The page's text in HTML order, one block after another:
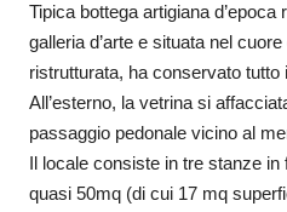
Tipica bottega artigiana
galleria d’arte e situata nel
ristrutturata, ha conservato tutto
All’esterno, la vetrina si
passaggio pedonale vicino al
Il locale consiste in tre stanze
quasi 50mq (di cui 17 mq